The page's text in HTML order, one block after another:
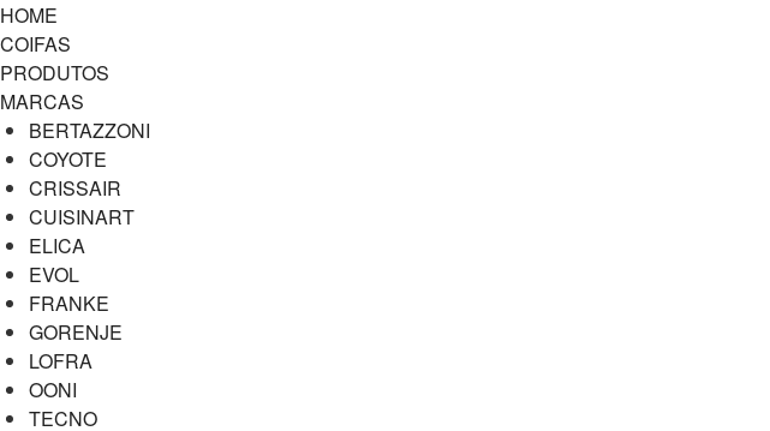
HOME
COIFAS
PRODUTOS
MARCAS
BERTAZZONI
COYOTE
CRISSAIR
CUISINART
ELICA
EVOL
FRANKE
GORENJE
LOFRA
OONI
TECNO